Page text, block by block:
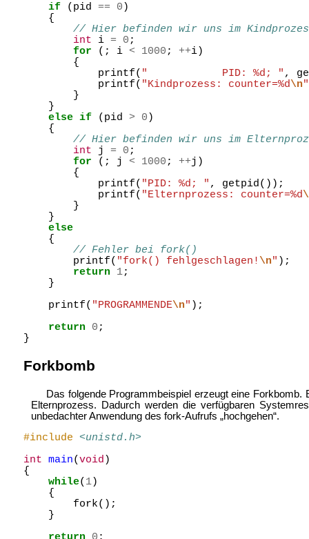
if
( pid == 0 )
{
// Hier befinden wir uns im
int
i = 0 ;
for
(; i < 1000 ; ++i)
{
printf( "            PID: %d; " ,
printf( "Kindprozess: counter=%d\n"
}
}
else if ( pid > 0 )
{
// Hier befinden wir uns im
int
j = 0 ;
for
(; j < 1000 ; ++j )
{
printf( "PID: %d; " , getpid ());
printf( "Elternprozess: counter=%d
}
}
else
{
// Fehler bei fork()
printf( "fork() fehlgeschlagen! \n" );
return
1;
}
printf( "PROGRAMMENDE\n" );
return
0 ;
}
Forkbomb
Das folgende Programmbeispiel erzeugt eine Forkbomb.
Elternprozess. Dadurch werden die verfügbaren
unbedachter Anwendung des fork-Aufrufs „hochgehen“.
#include
<unistd.h>
int
main(void )
{
while(1)
{
fork();
}
return
0 ;